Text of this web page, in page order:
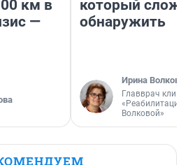
км в
—
который
обнаружить
Ирина Волкова
Главврач
«Реабилитация
Волковой»